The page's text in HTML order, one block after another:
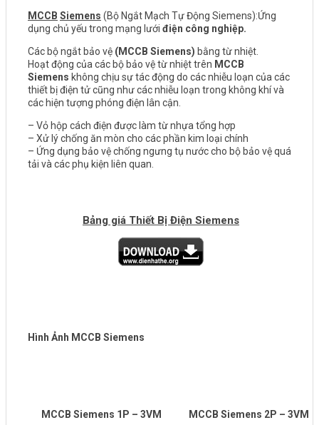
MCCB Siemens (Bộ Ngắt Mạch Tự Động Siemens):Ứng
dụng chủ yếu trong mạng lưới điện công nghiệp.
Các bộ ngắt bảo vệ (MCCB Siemens) bằng từ nhiệt.
Hoạt động của các bộ bảo vệ từ nhiệt trên MCCB
Siemens không chịu sự tác động do các nhiễu loạn của các
thiết bị điện tử cũng như các nhiễu loạn trong không khí và
các hiện tượng phóng điện lân cận.
– Vỏ hộp cách điện được làm từ nhựa tổng hợp
– Xử lý chống ăn mòn cho các phần kim loại chính
– Ứng dụng bảo vệ chống ngưng tụ nước cho bộ bảo vệ quá
tải và các phụ kiện liên quan.
Bảng giá Thiết Bị Điện Siemens
Hình Ảnh MCCB Siemens
MCCB Siemens 1P – 3VM MCCB Siemens 2P – 3VM